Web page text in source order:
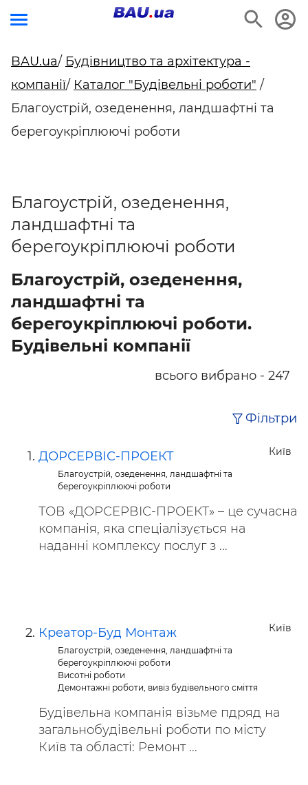
BAU.ua/ Будівництво та архітектура -
компанії/ Каталог "Будівельні роботи" /
Благоустрій, озеденення, ландшафтні та
берегоукріплюючі роботи
Благоустрій, озеденення,
ландшафтні та
берегоукріплюючі роботи
Благоустрій, озеденення,
ландшафтні та
берегоукріплюючі роботи.
Будівельні компанії
всього вибрано - 247
Фільтри
Київ
ДОРСЕРВІС-ПРОЕКТ
Благоустрій, озеденення, ландшафтні та
берегоукріплюючі роботи
ТОВ «ДОРСЕРВІС-ПРОЕКТ» – це сучасна
компанія, яка спеціалізується на
наданні комплексу послуг з ...
Київ
Креатор-Буд Монтаж
Благоустрій, озеденення, ландшафтні та
берегоукріплюючі роботи
Висотні роботи
Демонтажні роботи, вивіз будівельного сміття
Будівельна компанія візьме пдряд на
загальнобудівельні роботи по місту
Київ та області: Ремонт ...